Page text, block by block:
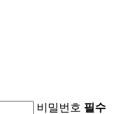
비밀번호 필수